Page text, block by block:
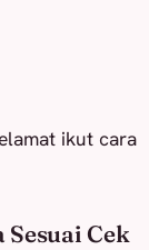
ikut cara
Cek